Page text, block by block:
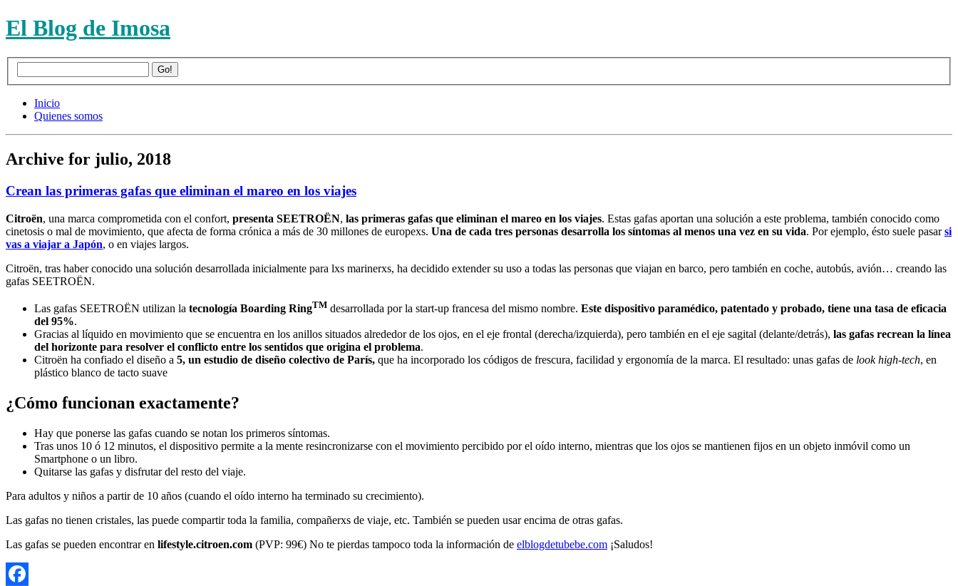
El Blog de Imosa
Inicio
Quienes somos
Archive for julio, 2018
Crean las primeras gafas que eliminan el mareo en los viajes
Citroën, una marca comprometida con el confort, presenta SEETROËN, las primeras gafas que eliminan el mareo en los viajes. Estas gafas aportan una solución a este problema, también conocido como
cinetosis o mal de movimiento, que afecta de forma crónica a más de 30 millones de europexs. Una de cada tres personas desarrolla los síntomas al menos una vez en su vida. Por ejemplo, ésto suele pasarsi
vas a viajar a Japón, o en viajes largos.
Citroën, tras haber conocido una solución desarrollada inicialmente para lxs marinerxs, ha decidido extender su uso a todas las personas que viajan en barco, pero también en coche, autobús, avión… creando las
gafas SEETROËN.
Las gafas SEETROËN utilizan la tecnología Boarding RingTM desarrollada por la start-up francesa del mismo nombre. Este dispositivo paramédico, patentado y probado, tiene una tasa de eficacia
del 95%.
Gracias al líquido en movimiento que se encuentra en los anillos situados alrededor de los ojos, en el eje frontal (derecha/izquierda), pero también en el eje sagital (delante/detrás), las gafas recrean la línea
del horizonte para resolver el conflicto entre los sentidos que origina el problema.
Citroën ha confiado el diseño a 5, un estudio de diseño colectivo de París, que ha incorporado los códigos de frescura, facilidad y ergonomía de la marca. El resultado: unas gafas de look high-tech, en
plástico blanco de tacto suave
¿Cómo funcionan exactamente?
Hay que ponerse las gafas cuando se notan los primeros síntomas.
Tras unos 10 ó 12 minutos, el dispositivo permite a la mente resincronizarse con el movimiento percibido por el oído interno, mientras que los ojos se mantienen fijos en un objeto inmóvil como un
Smartphone o un libro.
Quitarse las gafas y disfrutar del resto del viaje.
Para adultos y niños a partir de 10 años (cuando el oído interno ha terminado su crecimiento).
Las gafas no tienen cristales, las puede compartir toda la familia, compañerxs de viaje, etc. También se pueden usar encima de otras gafas.
Las gafas se pueden encontrar en lifestyle.citroen.com (PVP: 99€) No te pierdas tampoco toda la información de elblogdetubebe.com ¡Saludos!